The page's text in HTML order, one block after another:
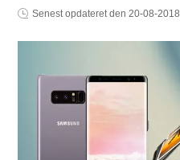
Senest opdateret den20-08-2018